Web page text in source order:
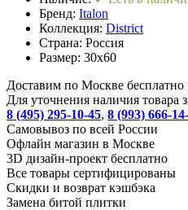
Бренд: Italon
Коллекция: District
Страна: Россия
Размер: 30x60
Доставим по Москве
Для уточнения наличия товара
8 (495) 295-10-45, 8 (993) 666-
Cамовывоз по всей России
Офлайн магазин в Москве
3D дизайн-проект бесплатно
Все товары сертифицированы
Скидки и возврат кэшбэка
Замена битой плитки